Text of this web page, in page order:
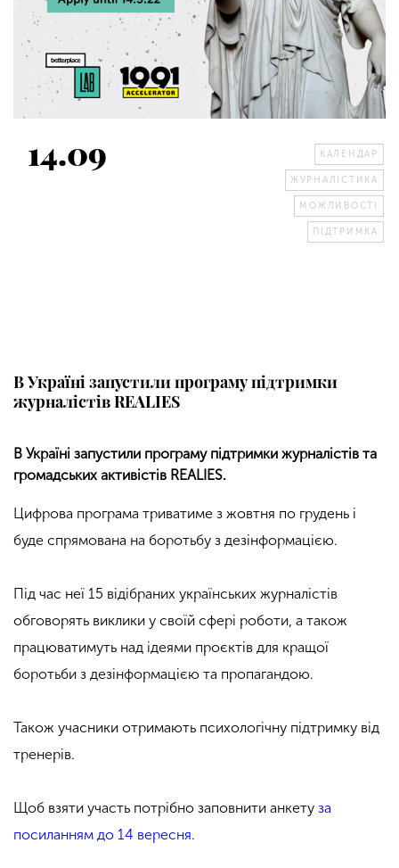
14.09 КАЛЕНДАР
ЖУРНАЛІСТИКА
МОЖЛИВОСТІ
ПІДТРИМКА
В Україні запустили програму підтримки
журналістів REALIES
В Україні запустили програму підтримки журналістів та
громадських активістів REALIES.
Цифрова програма триватиме з жовтня по грудень і
буде спрямована на боротьбу з дезінформацією.
Під час неї 15 відібраних українських журналістів
обговорять виклики у своїй сфері роботи, а також
працюватимуть над ідеями проєктів для кращої
боротьби з дезінформацією та пропагандою.
Також учасники отримають психологічну підтримку від
тренерів.
Щоб взяти участь потрібно заповнити анкету за
посиланням до 14 вересня.